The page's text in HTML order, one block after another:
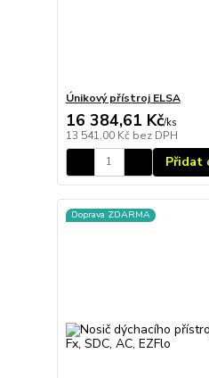
Únikový přístroj ELSA
16 384,61 Kč/ks
13 541,00 Kč bez DPH
Přidat
Doprava ZDARMA